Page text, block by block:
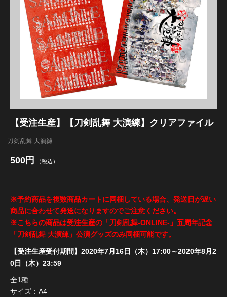
最新カテゴリー
加州清光 単騎出陣 極
髭切 単騎出陣 ～夢幻泡影～
江 おん すていじ かうんとだうんぱーてぃー
【受注生産】【刀剣乱舞 大演練】クリアファイル
刀剣乱舞 大演練
500円 （税込）
※予約商品を複数商品カートに同梱している場合、発送日が遅い
商品に合わせて発送になりますのでご注意ください。
※こちらの商品は受注生産の「刀剣乱舞-ONLINE-」五周年記念
「刀剣乱舞 大演練」公演グッズのみ同梱可能です。
【受注生産受付期間】2020年7月16日（木）17:00～2020年8月2
0日（木）23:59
全1種
サイズ：A4